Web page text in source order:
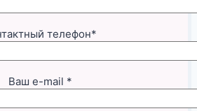
телефон*
Ваш e-mail *